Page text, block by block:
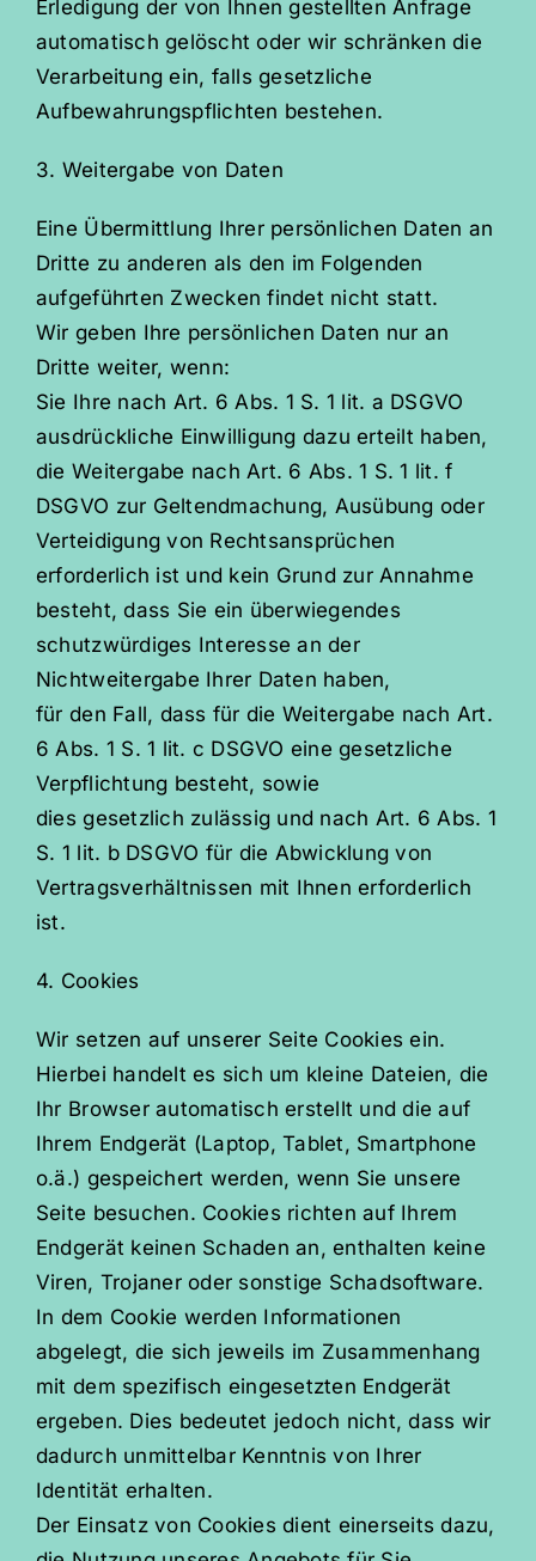
Erledigung der von Ihnen gestellten Anfrage
automatisch gelöscht oder wir schränken die
Verarbeitung ein, falls gesetzliche
Aufbewahrungspflichten bestehen.
3. Weitergabe von Daten
Eine Übermittlung Ihrer persönlichen Daten an
Dritte zu anderen als den im Folgenden
aufgeführten Zwecken findet nicht statt.
Wir geben Ihre persönlichen Daten nur an
Dritte weiter, wenn:
Sie Ihre nach Art. 6 Abs. 1 S. 1 lit. a DSGVO
ausdrückliche Einwilligung dazu erteilt haben,
die Weitergabe nach Art. 6 Abs. 1 S. 1 lit. f
DSGVO zur Geltendmachung, Ausübung oder
Verteidigung von Rechtsansprüchen
erforderlich ist und kein Grund zur Annahme
besteht, dass Sie ein überwiegendes
schutzwürdiges Interesse an der
Nichtweitergabe Ihrer Daten haben,
für den Fall, dass für die Weitergabe nach Art.
6 Abs. 1 S. 1 lit. c DSGVO eine gesetzliche
Verpflichtung besteht, sowie
dies gesetzlich zulässig und nach Art. 6 Abs. 1
S. 1 lit. b DSGVO für die Abwicklung von
Vertragsverhältnissen mit Ihnen erforderlich
ist.
4. Cookies
Wir setzen auf unserer Seite Cookies ein.
Hierbei handelt es sich um kleine Dateien, die
Ihr Browser automatisch erstellt und die auf
Ihrem Endgerät (Laptop, Tablet, Smartphone
o.ä.) gespeichert werden, wenn Sie unsere
Seite besuchen. Cookies richten auf Ihrem
Endgerät keinen Schaden an, enthalten keine
Viren, Trojaner oder sonstige Schadsoftware.
In dem Cookie werden Informationen
abgelegt, die sich jeweils im Zusammenhang
mit dem spezifisch eingesetzten Endgerät
ergeben. Dies bedeutet jedoch nicht, dass wir
dadurch unmittelbar Kenntnis von Ihrer
Identität erhalten.
Der Einsatz von Cookies dient einerseits dazu,